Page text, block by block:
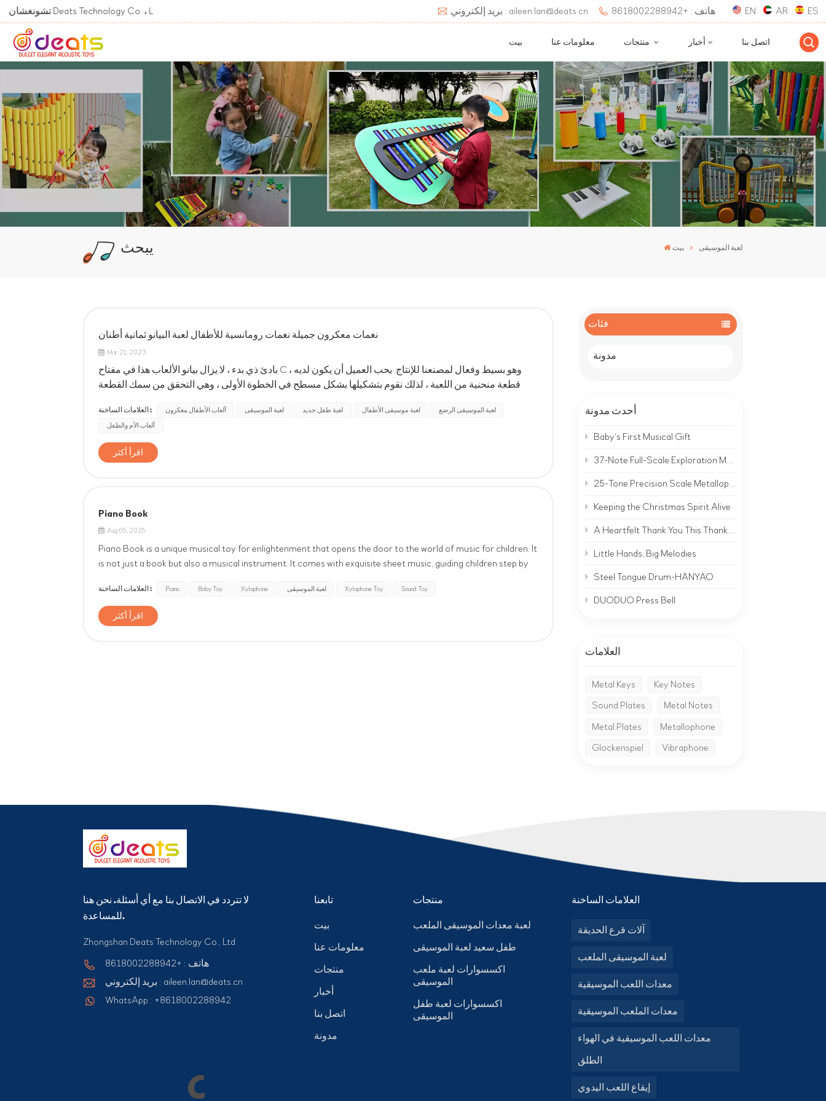
Welcome To تشونغشان Deats Technology Co. ، Ltd. بريد إلكتروني : aileen.lan@deats.cn هاتف : +8618002288942 EN AR ES
بيت معلومات عنا أخبار اتصل بنا
يبحث بيت لعبة الموسيقى
فئات
مدونة
أحدث مدونة
Baby‘s First Musical Gift
37-Note Full-Scale Exploration Metallophone | A Complete Musical World on Metal
25-Tone Precision Scale Metallophone | Hear the Clear, Bright Sound of Metal
Keeping the Christmas Spirit Alive
A Heartfelt Thank You This Thanksgiving
Little Hands, Big Melodies
Steel Tongue Drum-HANYAO
DUODUO Press Bell
العلامات
Metal Keys
Key Notes
Sound Plates
Metal Notes
Metal Plates
Metallophone
Glockenspiel
Vibraphone
نغمات معكرون جميلة نغمات رومانسية للأطفال لعبة البيانو ثمانية أطنان
Mar 21, 2023
بادئ ذي بدء ، لا يزال بيانو الألعاب هذا في مفتاح C ، وهو بسيط وفعال لمصنعنا للإنتاج. يحب العميل أن يكون لديه
قطعة منحنية من اللعبة ، لذلك نقوم بتشكيلها بشكل مسطح في الخطوة الأولى ، وهي التحقق من سمك القطعة
العلامات الساخنة : ألعاب الأطفال معكرون لعبة الموسيقى لعبة طفل جديد لعبة موسيقى الأطفال
لعبة الموسيقى الرضع
ألعاب الأم والطفل
اقرأ أكثر
Piano Book
Aug 05, 2025
Piano Book is a unique musical toy for enlightenment that opens the door to the world of music for children. It
is not just a book but also a musical instrument. It comes with exquisite sheet music, guiding children step by
العلامات الساخنة : Piano Baby Toy Xylophone لعبة الموسيقى Xylophone Toy Sound Toy
اقرأ أكثر
لا تتردد في الاتصال بنا مع أي أسئلة. نحن هنا
للمساعدة.
Zhongshan Deats Technology Co., Ltd
هاتف : +8618002288942
بريد إلكتروني : aileen.lan@deats.cn
WhatsApp : +8618002288942
تابعنا
بيت
معلومات عنا
منتجات
أخبار
اتصل بنا
مدونة
منتجات
لعبة معدات الموسيقى الملعب
طفل سعيد لعبة الموسيقى
اكسسوارات لعبة ملعب
الموسيقى
اكسسوارات لعبة طفل
الموسيقى
العلامات الساخنة
آلات قرع الحديقة
لعبة الموسيقى الملعب
معدات اللعب الموسيقية
معدات الملعب الموسيقية
معدات اللعب الموسيقية في الهواء
الطلق
إيقاع اللعب اليدوي